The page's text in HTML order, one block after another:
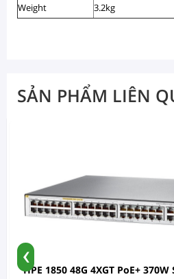
Weight
3.2kg
SẢN PHẨM LIÊN
HPE 1850 48G 4XGT PoE+
‹